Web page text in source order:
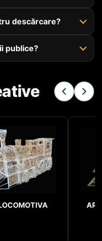
descărcare?
publice?